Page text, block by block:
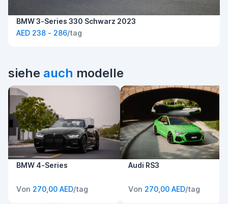
BMW 3-Series 330 Schwarz 2023
AED 238 - 286/tag
siehe auch modelle
BMW 4-Series
Von 270,00 AED/tag
Audi RS3
Von 270,00 AED/tag